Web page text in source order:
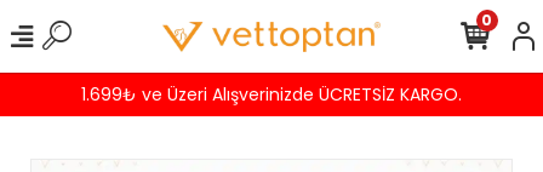
1.699₺ ve Üzeri Alışverinizde ÜCRETSİZ KARGO.
0